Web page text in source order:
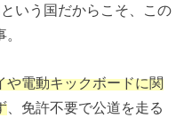
いう国だからこそ、この
や電動キックボードに関
、免許不要で公道を走る